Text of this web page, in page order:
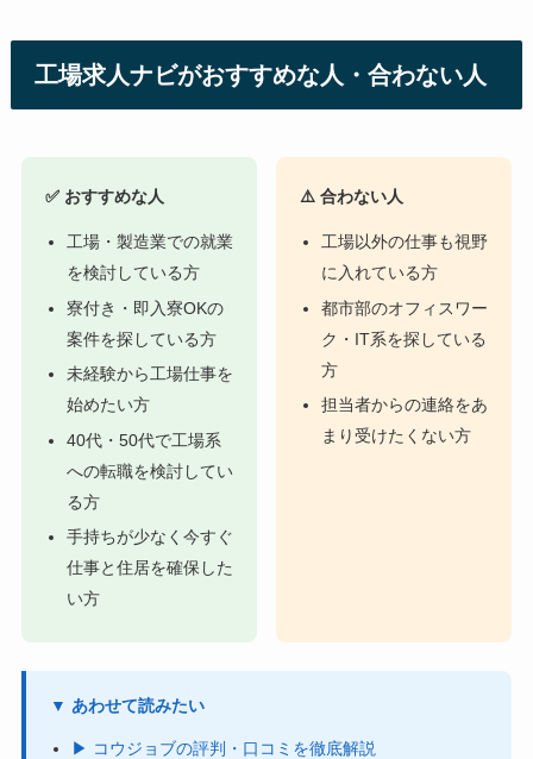
工場求人ナビがおすすめな人・合わない人
✅ おすすめな人
工場・製造業での就業
を検討している方
寮付き・即入寮OKの
案件を探している方
未経験から工場仕事を
始めたい方
40代・50代で工場系
への転職を検討してい
る方
手持ちが少なく今すぐ
仕事と住居を確保した
い方
⚠️ 合わない人
工場以外の仕事も視野
に入れている方
都市部のオフィスワー
ク・IT系を探している
方
担当者からの連絡をあ
まり受けたくない方
▼ あわせて読みたい
▶ コウジョブの評判・口コミを徹底解説